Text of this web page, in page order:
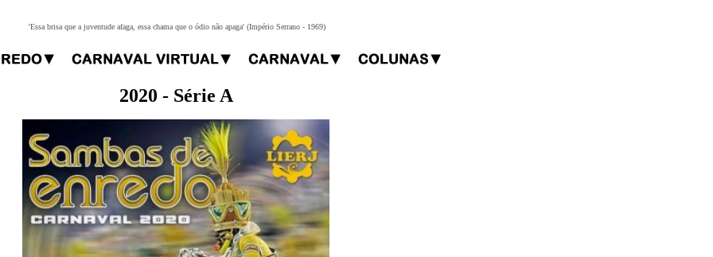
'Essa brisa que a juventude afaga, essa chama que o ódio não apaga' (Império Serrano - 1969)
2020 - Série A